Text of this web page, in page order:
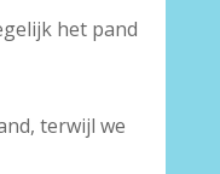
het pand
terwijl we